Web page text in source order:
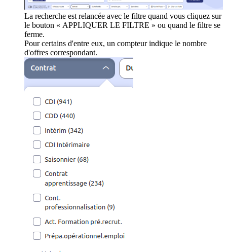
La recherche est relancée avec le filtre quand vous cliquez sur
le bouton « APPLIQUER LE FILTRE » ou quand le filtre se
ferme.
Pour certains d'entre eux, un compteur indique le nombre
d'offres correspondant.